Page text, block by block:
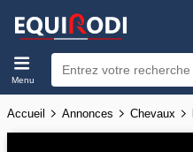
Menu
Accueil Annonces Chevaux